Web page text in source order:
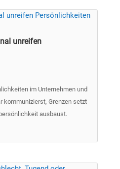
unreifen
im Unternehmen und
kommunizierst, Grenzen setzt
ausbaust.